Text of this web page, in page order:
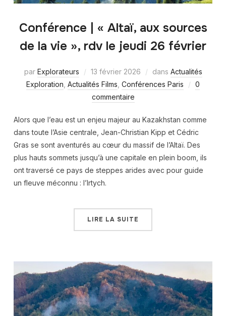
Conférence | « Altaï, aux sources
de la vie », rdv le jeudi 26 février
par Explorateurs 13 février 2026 dans Actualités
Exploration Actualités Films Conférences Paris
0
commentaire
Alors que l’eau est un enjeu majeur au Kazakhstan comme
dans toute l’Asie centrale, Jean-Christian Kipp et Cédric
Gras se sont aventurés au cœur du massif de l’Altaï. Des
plus hauts sommets jusqu’à une capitale en plein boom, ils
ont traversé ce pays de steppes arides avec pour guide
un fleuve méconnu : l’Irtych.
LIRE LA SUITE